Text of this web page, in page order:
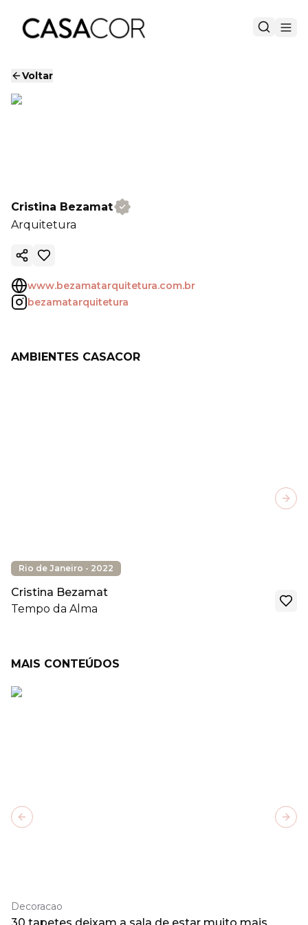
Voltar
Cristina Bezamat
Arquitetura
Copiar link
www.bezamatarquitetura.com.br
bezamatarquitetura
AMBIENTES CASACOR
Rio de Janeiro - 2022
Cristina Bezamat
Tempo da Alma
MAIS CONTEÚDOS
Decoracao
Previous slide